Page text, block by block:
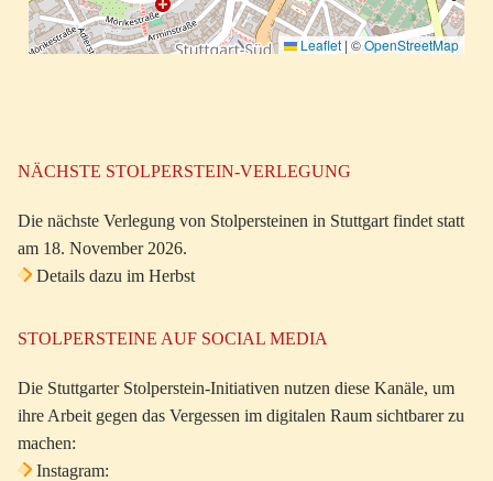
Leaflet | ©OpenStreetMap
NÄCHSTE STOLPERSTEIN-VERLEGUNG
Die nächste Verlegung von Stolpersteinen in Stuttgart findet statt
am 18. November 2026.
Details dazu im Herbst
STOLPERSTEINE AUF SOCIAL MEDIA
Die Stuttgarter Stolperstein-Initiativen nutzen diese Kanäle, um
ihre Arbeit gegen das Vergessen im digitalen Raum sichtbarer zu
machen:
Instagram: